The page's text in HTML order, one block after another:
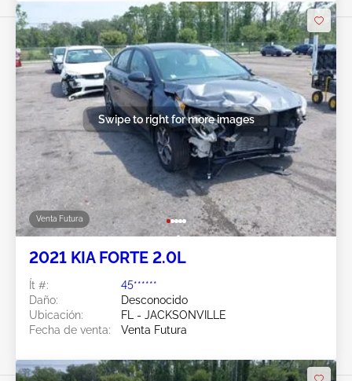
Venta Futura
Swipe to right for more images
2021 KIA FORTE 2.0L
Ít #:
45******
Daño:
Desconocido
Ubicación:
FL - JACKSONVILLE
Fecha de venta:
Venta Futura